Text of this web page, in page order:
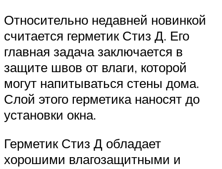
Относительно недавней новинкой
считается герметик Стиз Д. Его
главная задача заключается в
защите швов от влаги, которой
могут напитываться стены дома.
Слой этого герметика наносят до
установки окна.
Герметик Стиз Д обладает
хорошими влагозащитными и